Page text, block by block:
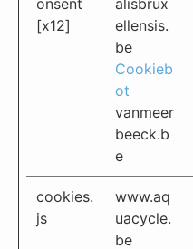
onsent
[x12]
alisbrux
ellensis.
be
Cookieb
ot
vanmeer
beeck.b
e
cookies.
js
www.aq
uacycle.
be